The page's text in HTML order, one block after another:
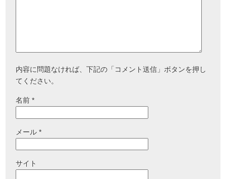
内容に問題なければ、下記の「コメント送信」ボタンを押し
てください。
名前*
メール*
サイト